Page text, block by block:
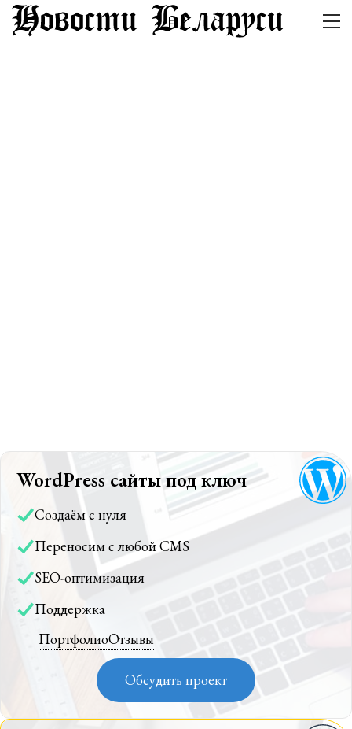
WordPress сайты под ключ
Создаём с нуля
Переносим с любой CMS
SEO-оптимизация
Поддержка
ПортфолиоОтзывы
Обсудить проект